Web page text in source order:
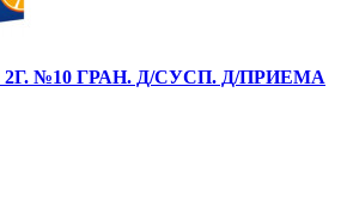
№10 ГРАН. Д/СУСП. Д/ПРИЕМА